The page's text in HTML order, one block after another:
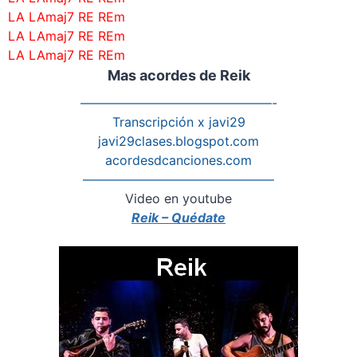
LA LAmaj7 RE REm
LA LAmaj7 RE REm
LA LAmaj7 RE REm
Mas acordes de Reik
———————————————-
Transcripción x javi29
javi29clases.blogspot.com
acordesdcanciones.com
———————————————
Video en youtube
Reik – Quédate